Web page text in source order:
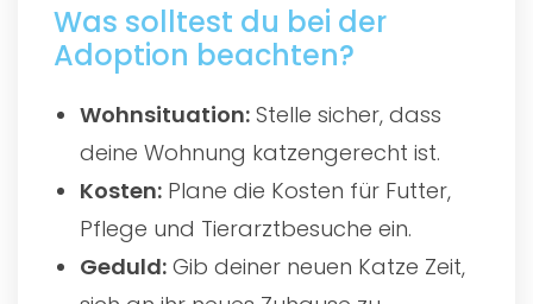
Was solltest du bei der
Adoption beachten?
Wohnsituation: Stelle sicher, dass
deine Wohnung katzengerecht ist.
Kosten: Plane die Kosten für Futter,
Pflege und Tierarztbesuche ein.
Geduld: Gib deiner neuen Katze Zeit,